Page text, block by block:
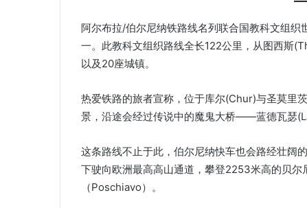
阿尔布拉/伯尔尼纳铁路线名列联合国教科文组
一。此教科文组织路线全长122公里，从图西斯
以及20座城镇。
热爱铁路的旅者宣称，位于库尔(Chur)与圣莫里
景，沿途会经过传说中的魔鬼大桥——蓝德瓦瑟
这条路线不止于此，伯尔尼纳快车也会路经壮
下驶向欧洲最高高山通道，攀登2253米高的贝
（Poschiavo）。